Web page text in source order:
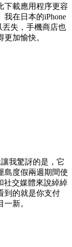
下載應用程序更容
在日本的iPhone
丟失，手機商店也
加愉快。
我驚訝的是，它
島度假兩週期間使
社交媒體來說綽綽
到的就是你支付
新。